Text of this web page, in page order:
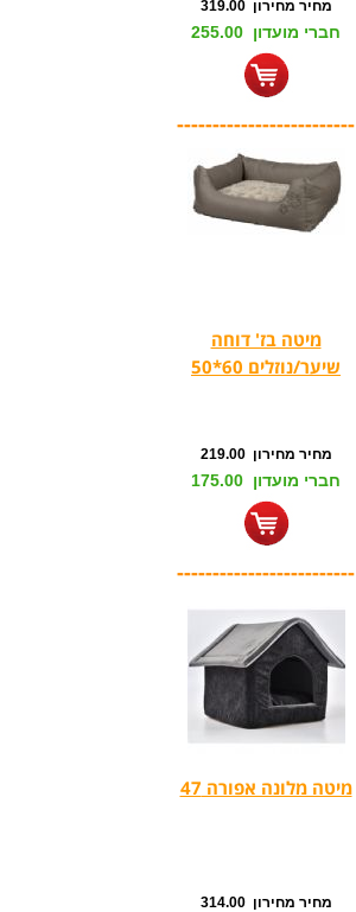
מחיר מחירון 319.00
חברי מועדון 255.00
-------------------------
מיטה בז' דוחה
שיער/נוזלים 60*50
מחיר מחירון 219.00
חברי מועדון 175.00
-------------------------
מיטה מלונה אפורה 47
מחיר מחירון 314.00